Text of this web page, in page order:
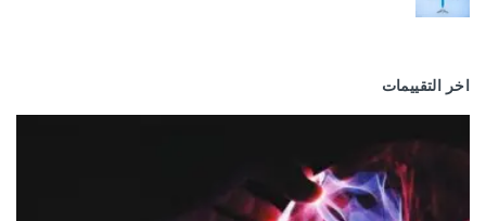
اخر التقييمات